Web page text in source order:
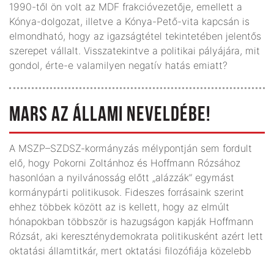
1990-től ön volt az MDF frakcióvezetője, emellett a
Kónya-dolgozat, illetve a Kónya-Pető-vita kapcsán is
elmondható, hogy az igazságtétel tekintetében jelentős
szerepet vállalt. Visszatekintve a politikai pályájára, mit
gondol, érte-e valamilyen negatív hatás emiatt?
MARS AZ ÁLLAMI NEVELDÉBE!
A MSZP–SZDSZ-kormányzás mélypontján sem fordult
elő, hogy Pokorni Zoltánhoz és Hoffmann Rózsához
hasonlóan a nyilvánosság előtt „alázzák” egymást
kormánypárti politikusok. Fideszes forrásaink szerint
ehhez többek között az is kellett, hogy az elmúlt
hónapokban többször is hazugságon kapják Hoffmann
Rózsát, aki kereszténydemokrata politikusként azért lett
oktatási államtitkár, mert oktatási filozófiája közelebb